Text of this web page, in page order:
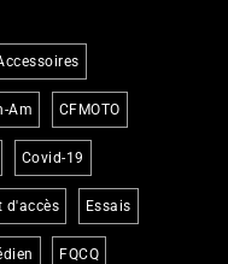
Am CFMOTO
Covid-19
d'accès Essais
FQCQ